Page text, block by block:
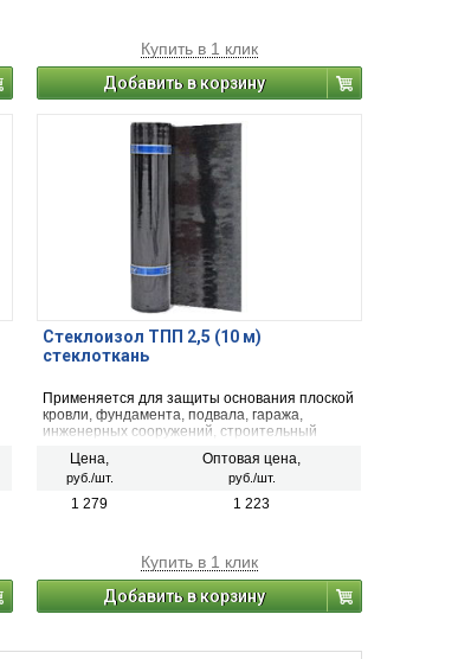
Купить в 1 клик
Добавить в корзину
Стеклоизол ТПП 2,5 (10 м)
стеклоткань
Применяется для защиты основания плоской
кровли, фундамента, подвала, гаража,
инженерных сооружений, строительный
разрушающего воздействия влаги.
Цена,
руб./шт.
Оптовая цена,
руб./шт.
1 279 1 223
Купить в 1 клик
Добавить в корзину